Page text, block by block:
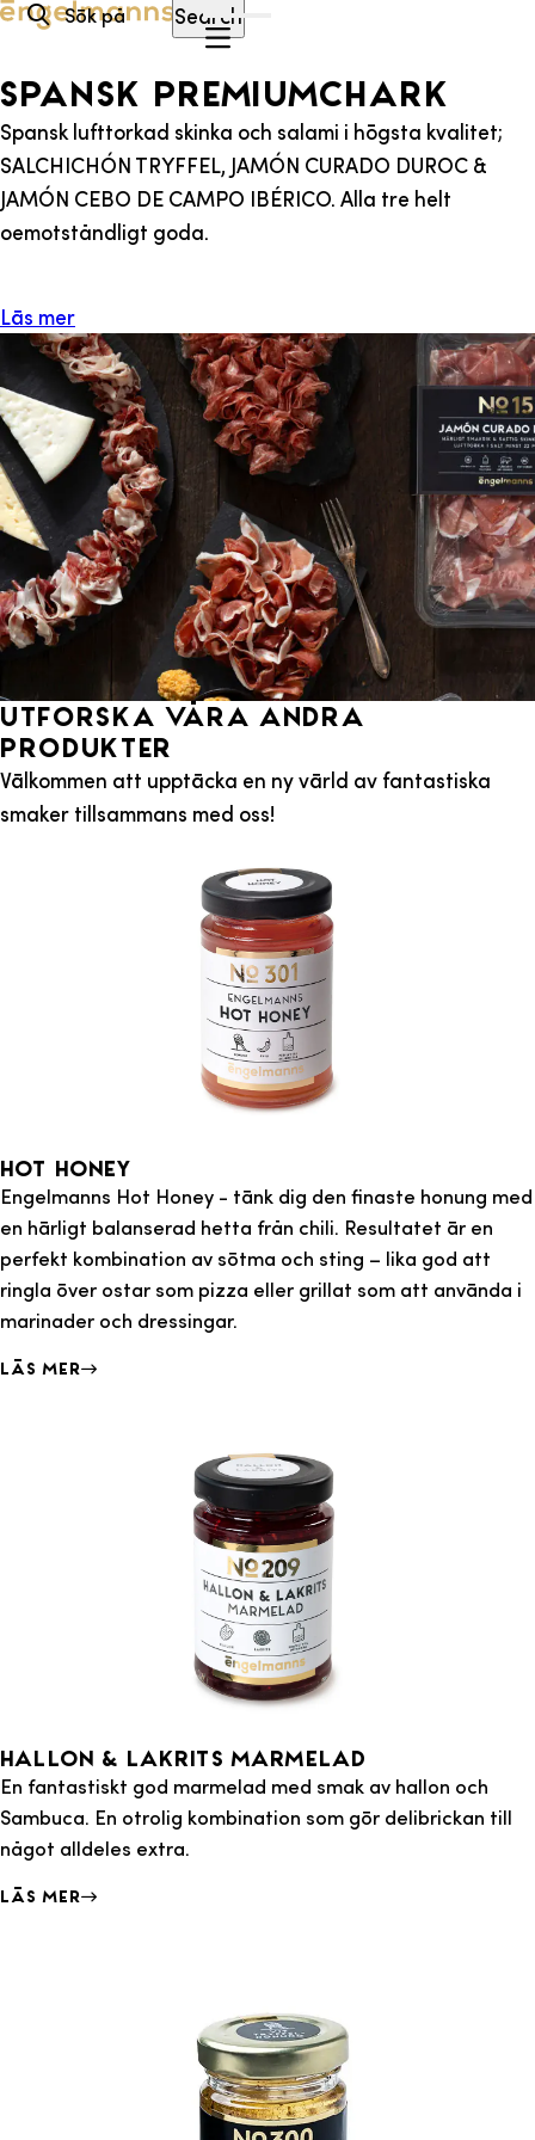
Hoppa till innehållSearch
Spansk PREMIUMCHARK
Spansk lufttorkad skinka och salami i högsta kvalitet;
SALCHICHÓN TRYFFEL, JAMÓN CURADO DUROC &
JAMÓN CEBO DE CAMPO IBÉRICO. Alla tre helt
oemotståndligt goda.
Läs mer
Utforska våra andra
produkter
Välkommen att upptäcka en ny värld av fantastiska
smaker tillsammans med oss!
Hot Honey
Engelmanns Hot Honey - tänk dig den finaste honung med
en härligt balanserad hetta från chili. Resultatet är en
perfekt kombination av sötma och sting – lika god att
ringla över ostar som pizza eller grillat som att använda i
marinader och dressingar.
Läs mer
Hallon & Lakrits marmelad
En fantastiskt god marmelad med smak av hallon och
Sambuca. En otrolig kombination som gör delibrickan till
något alldeles extra.
Läs mer